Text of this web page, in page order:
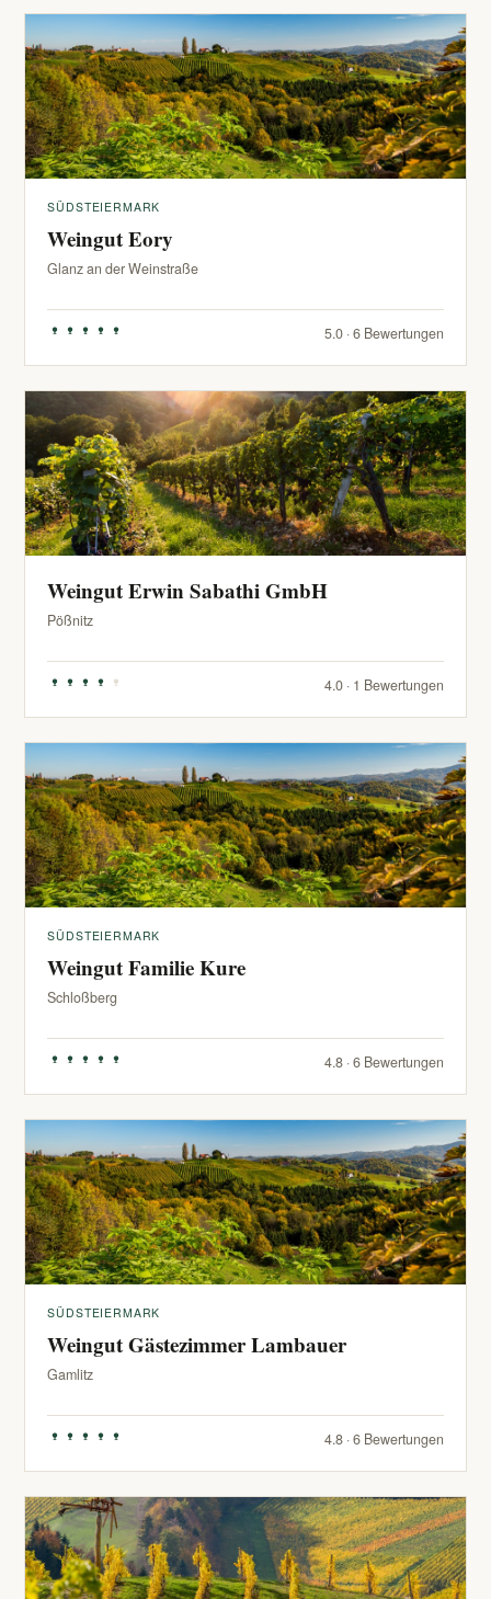
SÜDSTEIERMARK
Weingut Eory
Glanz an der Weinstraße
5.0 · 6 Bewertungen
Weingut Erwin Sabathi GmbH
Pößnitz
4.0 · 1 Bewertungen
SÜDSTEIERMARK
Weingut Familie Kure
Schloßberg
4.8 · 6 Bewertungen
SÜDSTEIERMARK
Weingut Gästezimmer Lambauer
Gamlitz
4.8 · 6 Bewertungen